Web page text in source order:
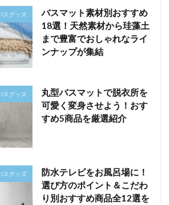
スグッズ
バスマット素材別おすすめ
18選！天然素材から珪藻土
まで豊富でおしゃれなライ
ンナップが集結
スグッズ
丸型バスマットで脱衣所を
可愛く変身させよう！おす
すめ5商品を厳選紹介
スグッズ
防水テレビをお風呂場に！
選び方のポイント＆こだわ
り別おすすめ商品全12選を